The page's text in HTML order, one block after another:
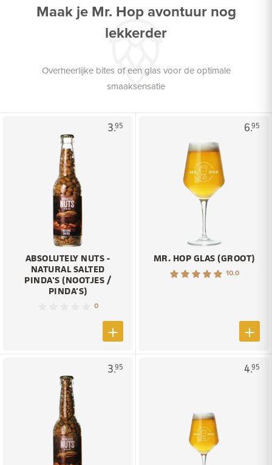
Maak je Mr. Hop avontuur nog
lekkerder
Overheerlijke bites of een glas voor de optimale
smaaksensatie
3.95
ABSOLUTELY NUTS -
NATURAL SALTED
PINDA'S (NOOTJES /
PINDA'S)
0
6.95
MR. HOP GLAS (GROOT)
10.0
3.95 4.95